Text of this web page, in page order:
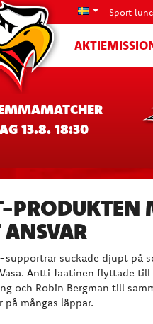
Sport
13.8. 18:30
PRODUKTEN
ANSVAR
suckade djupt på
Antti Jaatinen flyttade
och Robin Bergman till
på mångas läppar.